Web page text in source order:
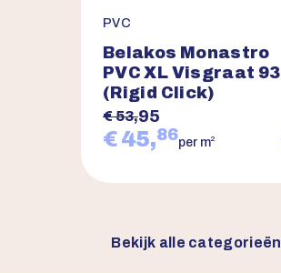
PVC
Belakos Monastro
PVC XL Visgraat 93
(Rigid Click)
€ 53,95
€ 45,86per m2
Bekijk alle categorieën